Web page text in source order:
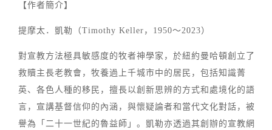
【作者簡介】
提摩太．凱勒（Timothy Keller，1950～2023）
對宣教方法極具敏感度的牧者神學家，於紐約曼哈頓創立了
救贖主長老教會，牧養過上千城市中的居民，包括知識菁
英、各色人種的移民，擅長以創新思辨的方式和處境化的語
言，宣講基督信仰的內涵，與懷疑論者和當代文化對話，被
譽為「二十一世紀的魯益師」。凱勒亦透過其創辦的宣教網